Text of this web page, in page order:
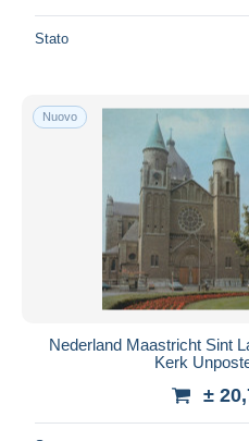
Stato
Nuovo
Nederland Maastricht Sint
Kerk
±